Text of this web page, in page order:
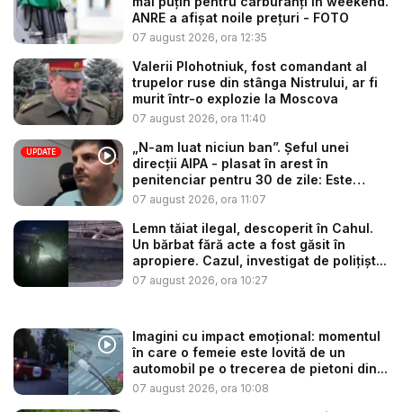
ANRE a afișat noile prețuri - FOTO
07 august 2026, ora 12:35
Valerii Plohotniuk, fost comandant al
trupelor ruse din stânga Nistrului, ar fi
murit într-o explozie la Moscova
07 august 2026, ora 11:40
UPDATE
„N-am luat niciun ban”. Șeful unei
direcții AIPA - plasat în arest în
penitenciar pentru 30 de zile: Este
cerc...
07 august 2026, ora 11:07
Lemn tăiat ilegal, descoperit în Cahul.
Un bărbat fără acte a fost găsit în
apropiere. Cazul, investigat de polițișt...
07 august 2026, ora 10:27
Imagini cu impact emoțional: momentul
în care o femeie este lovită de un
automobil pe o trecerea de pietoni din...
07 august 2026, ora 10:08